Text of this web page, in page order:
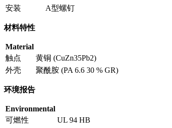
安装
A型螺钉
材料特性
Material
触点
黄铜 (CuZn35Pb2)
外壳
聚酰胺 (PA 6.6 30 % GR)
环境报告
Environmental
可燃性
UL 94 HB